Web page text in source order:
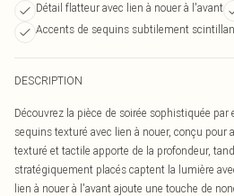
Détail flatteur avec lien à nouer à l'avant
Accents de sequins subtilement
DESCRIPTION
Découvrez la pièce de soirée sophistiquée par
sequins texturé avec lien à nouer, conçu pour
texturé et tactile apporte de la profondeur,
stratégiquement placés captent la lumière
lien à nouer à l'avant ajoute une touche de